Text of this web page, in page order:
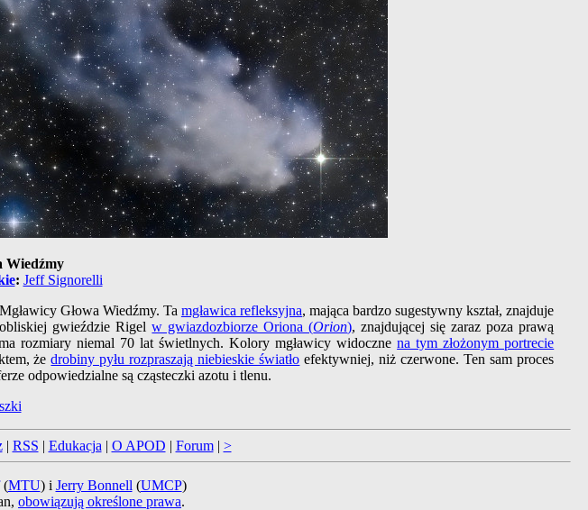
Wiedźmy
: Jeff Signorelli
Głowa Wiedźmy. Ta mgławica refleksyjna, mająca bardzo sugestywny kształ, znajduje
gwieździe Rigelw gwiazdozbiorze Oriona (Orion), znajdującej się zaraz poza prawą
rozmiary niemal 70 lat świetlnych. Kolory mgławicy widocznena tym złożonym portrecie
żedrobiny pyłu rozpraszają niebieskie światło efektywniej, niż czerwone. Ten sam proces
odpowiedzialne są cząsteczki azotu i tlenu.
| RSS | Edukacja | O APOD | Forum| >
(MTU) i Jerry Bonnell (UMCP)
obowiązują określone prawa.